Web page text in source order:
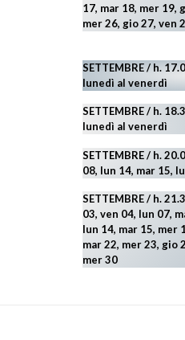
17, mar 18, mer 19,
mer 26, gio 27, ven
SETTEMBRE / h.
lunedì al venerdì
SETTEMBRE / h.
lunedì al venerdì
SETTEMBRE / h.
08, lun 14, mar 15,
SETTEMBRE / h.
03, ven 04, lun 07,
lun 14, mar 15, mer
mar 22, mer 23, gio
mer 30